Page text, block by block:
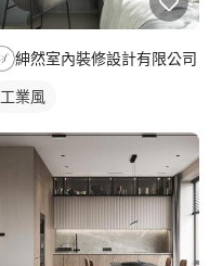
紳然室內裝修設計有限公司
工業風